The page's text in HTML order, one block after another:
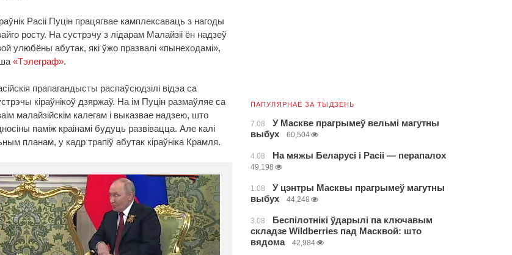
Расіі Пуцін працягвае камплексаваць з нагоды
росту. На сустрэчу з лідарам Малайзіі ён надзеў
улюбёны абутак, які ўжо празвалі «пынеходамі»,
«Тэлеграф».
прапагандысты распаўсюдзілі відэа са
кіраўнікоў дзяржаў. На ім Пуцін размаўляе са
малайзійскім калегам і выказвае надзею, што
паміж краінамі будуць развівацца. Але калі
планам, у кадр трапіў абутак кіраўніка Крамля.
ПАПУЛЯРНАЕ ЗА ТЫДЗЕНЬ
7.08
У Маскве прагрымеў вельмі магутны
выбух
60,504
4.08 На мяжы Беларусі і Расіі — перапалох
49,198
1.08
У цэнтры Масквы прагрымеў магутны
выбух
44,248
3.08
Беспілотнікі ўдарылі па ключавым
складзе Wildberries пад Масквой: што
вядома
42,984